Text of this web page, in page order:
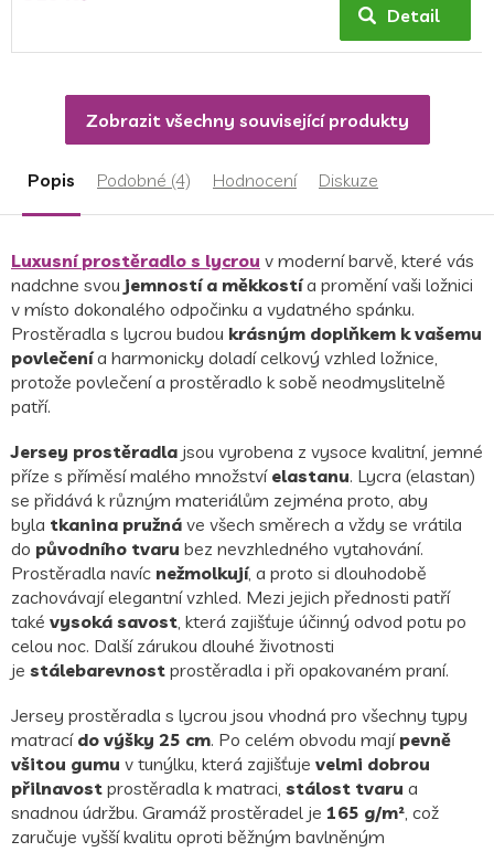
produktu
4,8
hvězdiček.
Detail
Zobrazit všechny související produkty
Popis Podobné (4) Hodnocení Diskuze
Luxusní prostěradlo s lycrou v moderní barvě, které vás
nadchne svou jemností a měkkostía promění vaši ložnici
v místo dokonalého odpočinku a vydatného spánku.
Prostěradla s lycrou budou krásným doplňkem k vašemu
povlečenía harmonicky doladí celkový vzhled ložnice,
protože povlečení a prostěradlo k sobě neodmyslitelně
patří.
Jersey prostěradla jsou vyrobena z vysoce kvalitní, jemné
příze s příměsí malého množství elastanu. Lycra (elastan)
se přidává k různým materiálům zejména proto, aby
byla tkanina pružná ve všech směrech a vždy se vrátila
do původního tvaru bez nevzhledného vytahování.
Prostěradla navíc nežmolkují, a proto si dlouhodobě
zachovávají elegantní vzhled. Mezi jejich přednosti patří
také vysoká savost, která zajišťuje účinný odvod potu po
celou noc. Další zárukou dlouhé životnosti
je stálebarevnost prostěradla i při opakovaném praní.
Jersey prostěradla s lycrou jsou vhodná pro všechny typy
matrací do výšky 25 cm. Po celém obvodu mají pevně
všitou gumu v tunýlku, která zajišťuje velmi dobrou
přilnavost prostěradla k matraci, stálost tvaru a
snadnou údržbu. Gramáž prostěradel je 165 g/m², což
zaručuje vyšší kvalitu oproti běžným bavlněným